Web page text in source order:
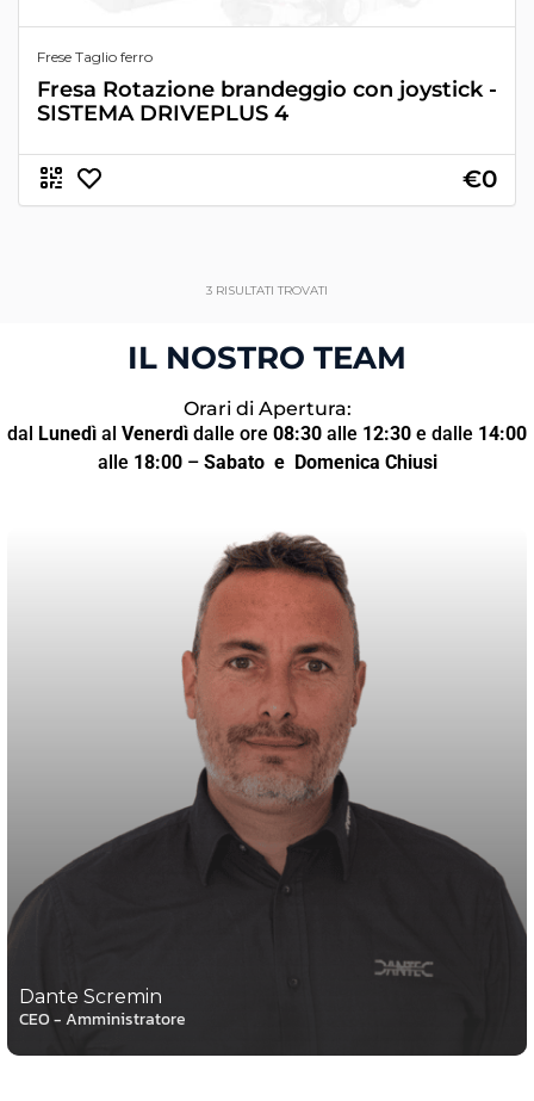
Frese Taglio ferro
Fresa Rotazione brandeggio con joystick -
SISTEMA DRIVEPLUS 4
€0
3 RISULTATI TROVATI
IL NOSTRO TEAM
Orari di Apertura:
dal Lunedì al Venerdì dalle ore 08:30 alle 12:30 e dalle 14:00
alle 18:00– Sabato e Domenica Chiusi
Dante Scremin
CEO - Amministratore